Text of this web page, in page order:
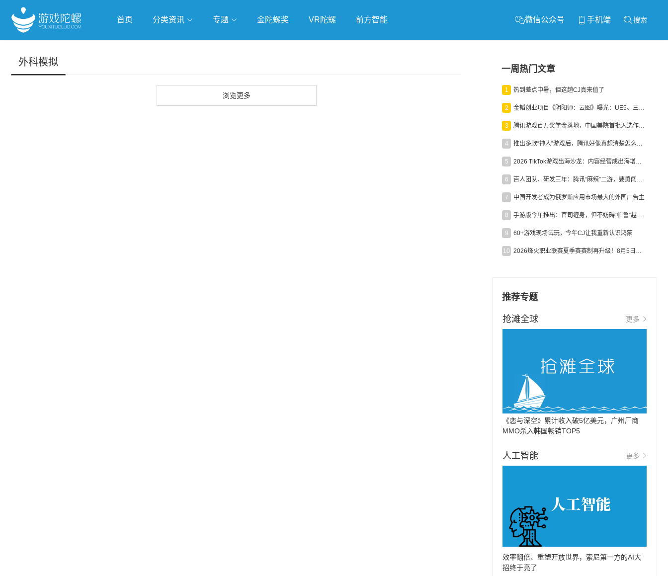
首页 分类资讯 专题 金陀螺奖 VR陀螺 前方智能 微信公众号 手机端 搜索
外科模拟
浏览更多
一周热门文章
1 热到差点中暑，但这趟CJ真来值了
2 金韬创业项目《阴阳师：云图》曝光：UE5、三端互通、ARPG
3 腾讯游戏百万奖学金落地，中国美院首批入选作品获业内关注
4 推出多款“神人”游戏后，腾讯好像真想清楚怎么做二次元了
5 2026 TikTok游戏出海沙龙：内容经营成出海增长新引擎
6 百人团队、研发三年：腾讯“麻辣”二游，要勇闯男性恋爱市场
7 中国开发者成为俄罗斯应用市场最大的外国广告主
8 手游版今年推出：官司缠身，但不妨碍“帕鲁”越来越火
9 60+游戏现场试玩，今年CJ让我重新认识鸿蒙
10 2026烽火职业联赛夏季赛赛制再升级！8月5日起24支战队集结开战！
推荐专题
抢滩全球 更多
《恋与深空》累计收入破5亿美元，广州厂商
MMO杀入韩国畅销TOP5
人工智能 更多
效率翻倍、重塑开放世界，索尼第一方的AI大
招终于亮了